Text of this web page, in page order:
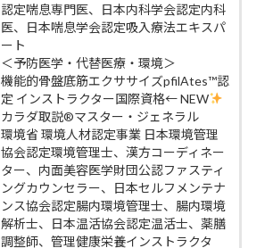
認定喘息専門医、日本内科学会認定内科
医、日本喘息学会認定吸入療法エキスパ
ート
＜予防医学・代替医療・環境＞
機能的骨盤底筋エクササイズpfilAtes™認
定 インストラクター国際資格← NEW
カラダ取説®マスター・ジェネラル
環境省 環境人材認定事業 日本環境管理
協会認定環境管理士、漢方コーディネー
ター、内面美容医学財団公認ファスティ
ングカウンセラー、日本セルフメンテナ
ンス協会認定腸内環境管理士、腸内環境
解析士、日本温活協会認定温活士、薬膳
調整師、管理健康栄養インストラクタ